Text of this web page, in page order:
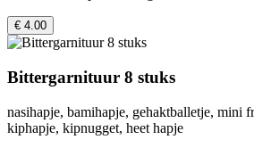
€ 4.00
Bittergarnituur 8 stuks
nasihapje, bamihapje, gehaktballetje, mini
kiphapje, kipnugget, heet hapje